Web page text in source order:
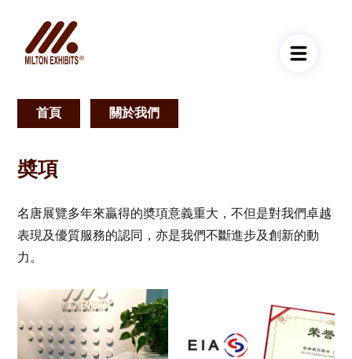
導
航
結
首頁 關於我們
奬項
名唐展覽多年來贏得的奬項意義重大，不但是對我們卓越
表現及優質服務的認同，亦是我們不斷進步及創新的動
力。